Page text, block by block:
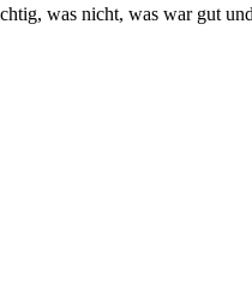
was nicht, was war gut